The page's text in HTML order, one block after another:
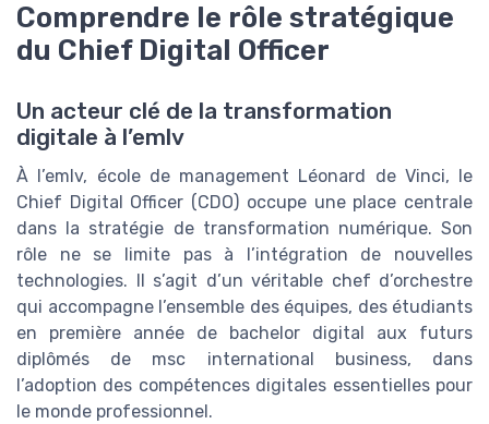
Comprendre le rôle stratégique
du Chief Digital Officer
Un acteur clé de la transformation
digitale à l’emlv
À l’emlv, école de management Léonard de Vinci, le
Chief Digital Officer (CDO) occupe une place centrale
dans la stratégie de transformation numérique. Son
rôle ne se limite pas à l’intégration de nouvelles
technologies. Il s’agit d’un véritable chef d’orchestre
qui accompagne l’ensemble des équipes, des étudiants
en première année de bachelor digital aux futurs
diplômés de msc international business, dans
l’adoption des compétences digitales essentielles pour
le monde professionnel.